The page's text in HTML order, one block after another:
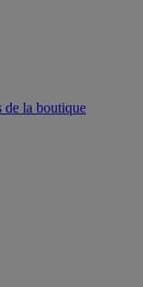
de la boutique